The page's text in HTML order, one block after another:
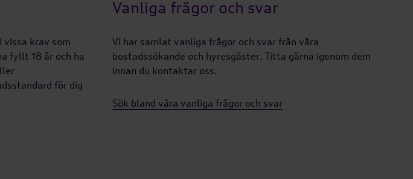
vissa krav som
fyllt 18 år och ha
för dig
Vanliga frågor och svar
Vi har samlat vanliga frågor och svar från våra
bostadssökande och hyresgäster. Titta gärna igenom dem
innan du kontaktar oss.
Sök bland våra vanliga frågor och svar